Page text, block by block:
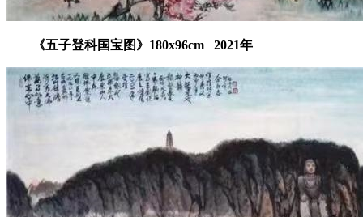
《五子登科国宝图》180x96cm 2021年